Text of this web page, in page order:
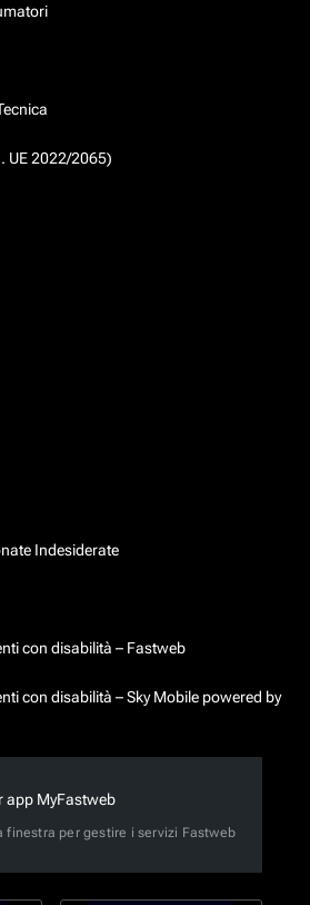
UE 2022/2065)
Indesiderate
con disabilità – Fastweb
con disabilità – Sky Mobile powered by
app MyFastweb
finestra per gestire i servizi Fastweb